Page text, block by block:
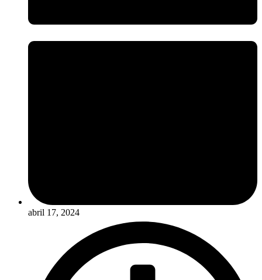
abril 17, 2024